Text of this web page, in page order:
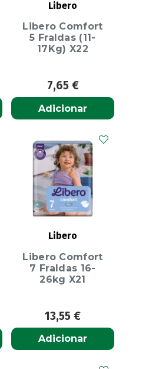
Libero
Libero Comfort
5 Fraldas (11-
17Kg) X22
7,65 €
Adicionar
Libero
Libero Comfort
7 Fraldas 16-
26kg X21
13,55 €
Adicionar